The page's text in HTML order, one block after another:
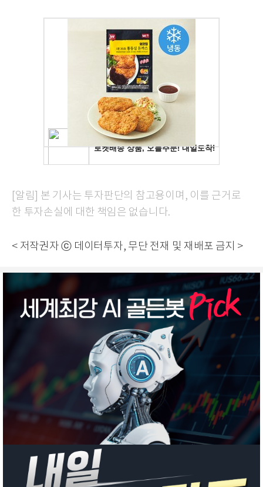
[알림] 본 기사는 투자판단의 참고용이며, 이를 근거로
한 투자손실에 대한 책임은 없습니다.
< 저작권자 ⓒ 데이터투자, 무단 전재 및 재배포 금지 >